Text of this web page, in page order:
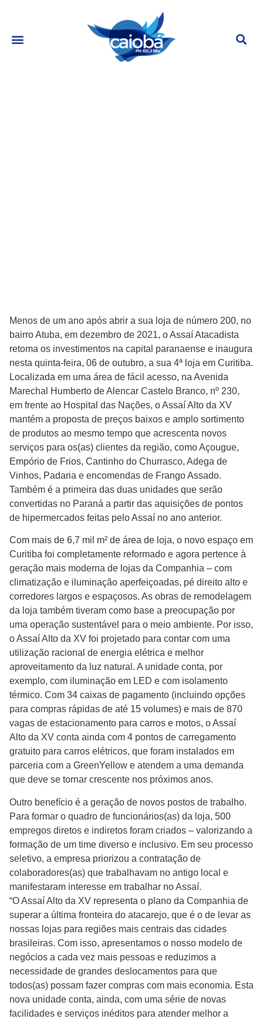
Menos de um ano após abrir a sua loja de número 200, no
bairro Atuba, em dezembro de 2021, o Assaí Atacadista
retoma os investimentos na capital paranaense e inaugura
nesta quinta-feira, 06 de outubro, a sua 4ª loja em Curitiba.
Localizada em uma área de fácil acesso, na Avenida
Marechal Humberto de Alencar Castelo Branco, nº 230,
em frente ao Hospital das Nações, o Assaí Alto da XV
mantém a proposta de preços baixos e amplo sortimento
de produtos ao mesmo tempo que acrescenta novos
serviços para os(as) clientes da região, como Açougue,
Empório de Frios, Cantinho do Churrasco, Adega de
Vinhos, Padaria e encomendas de Frango Assado.
Também é a primeira das duas unidades que serão
convertidas no Paraná a partir das aquisições de pontos
de hipermercados feitas pelo Assaí no ano anterior.
Com mais de 6,7 mil m² de área de loja, o novo espaço em
Curitiba foi completamente reformado e agora pertence à
geração mais moderna de lojas da Companhia – com
climatização e iluminação aperfeiçoadas, pé direito alto e
corredores largos e espaçosos. As obras de remodelagem
da loja também tiveram como base a preocupação por
uma operação sustentável para o meio ambiente. Por isso,
o Assaí Alto da XV foi projetado para contar com uma
utilização racional de energia elétrica e melhor
aproveitamento da luz natural. A unidade conta, por
exemplo, com iluminação em LED e com isolamento
térmico. Com 34 caixas de pagamento (incluindo opções
para compras rápidas de até 15 volumes) e mais de 870
vagas de estacionamento para carros e motos, o Assaí
Alto da XV conta ainda com 4 pontos de carregamento
gratuito para carros elétricos, que foram instalados em
parceria com a GreenYellow e atendem a uma demanda
que deve se tornar crescente nos próximos anos.
Outro benefício é a geração de novos postos de trabalho.
Para formar o quadro de funcionários(as) da loja, 500
empregos diretos e indiretos foram criados – valorizando a
formação de um time diverso e inclusivo. Em seu processo
seletivo, a empresa priorizou a contratação de
colaboradores(as) que trabalhavam no antigo local e
manifestaram interesse em trabalhar no Assaí.
“O Assaí Alto da XV representa o plano da Companhia de
superar a última fronteira do atacarejo, que é o de levar as
nossas lojas para regiões mais centrais das cidades
brasileiras. Com isso, apresentamos o nosso modelo de
negócios a cada vez mais pessoas e reduzimos a
necessidade de grandes deslocamentos para que
todos(as) possam fazer compras com mais economia. Esta
nova unidade conta, ainda, com uma série de novas
facilidades e serviços inéditos para atender melhor a